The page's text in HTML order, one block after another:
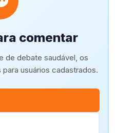
comentar
de debate saudável, os
usuários cadastrados.